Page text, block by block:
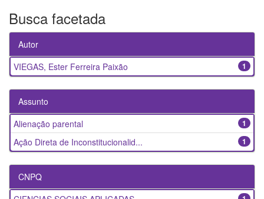
Busca facetada
Autor
1
VIEGAS, Ester Ferreira Paixão
Assunto
1
Alienação parental
1
Ação Direta de Inconstitucionalid...
CNPQ